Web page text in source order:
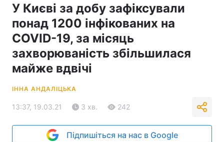
У Києві за добу зафіксували
понад 1200 інфікованих на
COVID-19, за місяць
захворюваність збільшилася
майже вдвічі
ІННА АНДАЛІЦЬКА
13:37, 19.03.21 3 хв. 242
Підпишіться на нас в Google